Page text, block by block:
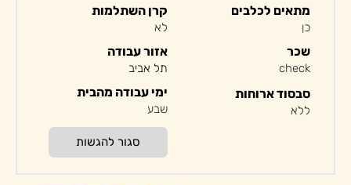
מתאים לכלבים
כן
קרן השתלמות
לא
שכר
check
סבסוד ארוחות
ללא
אזור עבודה
תל אביב
ימי עבודה מהבית
שבע
סגור להגשות